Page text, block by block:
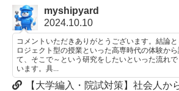
myshipyard
2024.10.10
コメントいただきありがとうございます。結論
ロジェクト型の授業といった高専時代の体験か
て、そこで～という研究をしたいといった流れ
います。具...
【大学編入・院試対策】社会人か